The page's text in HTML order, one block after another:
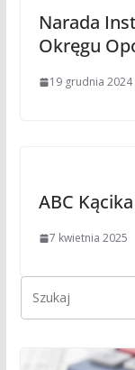
Narada
Okręgu
19 grudnia 2024
ABC
7 kwietnia 2025